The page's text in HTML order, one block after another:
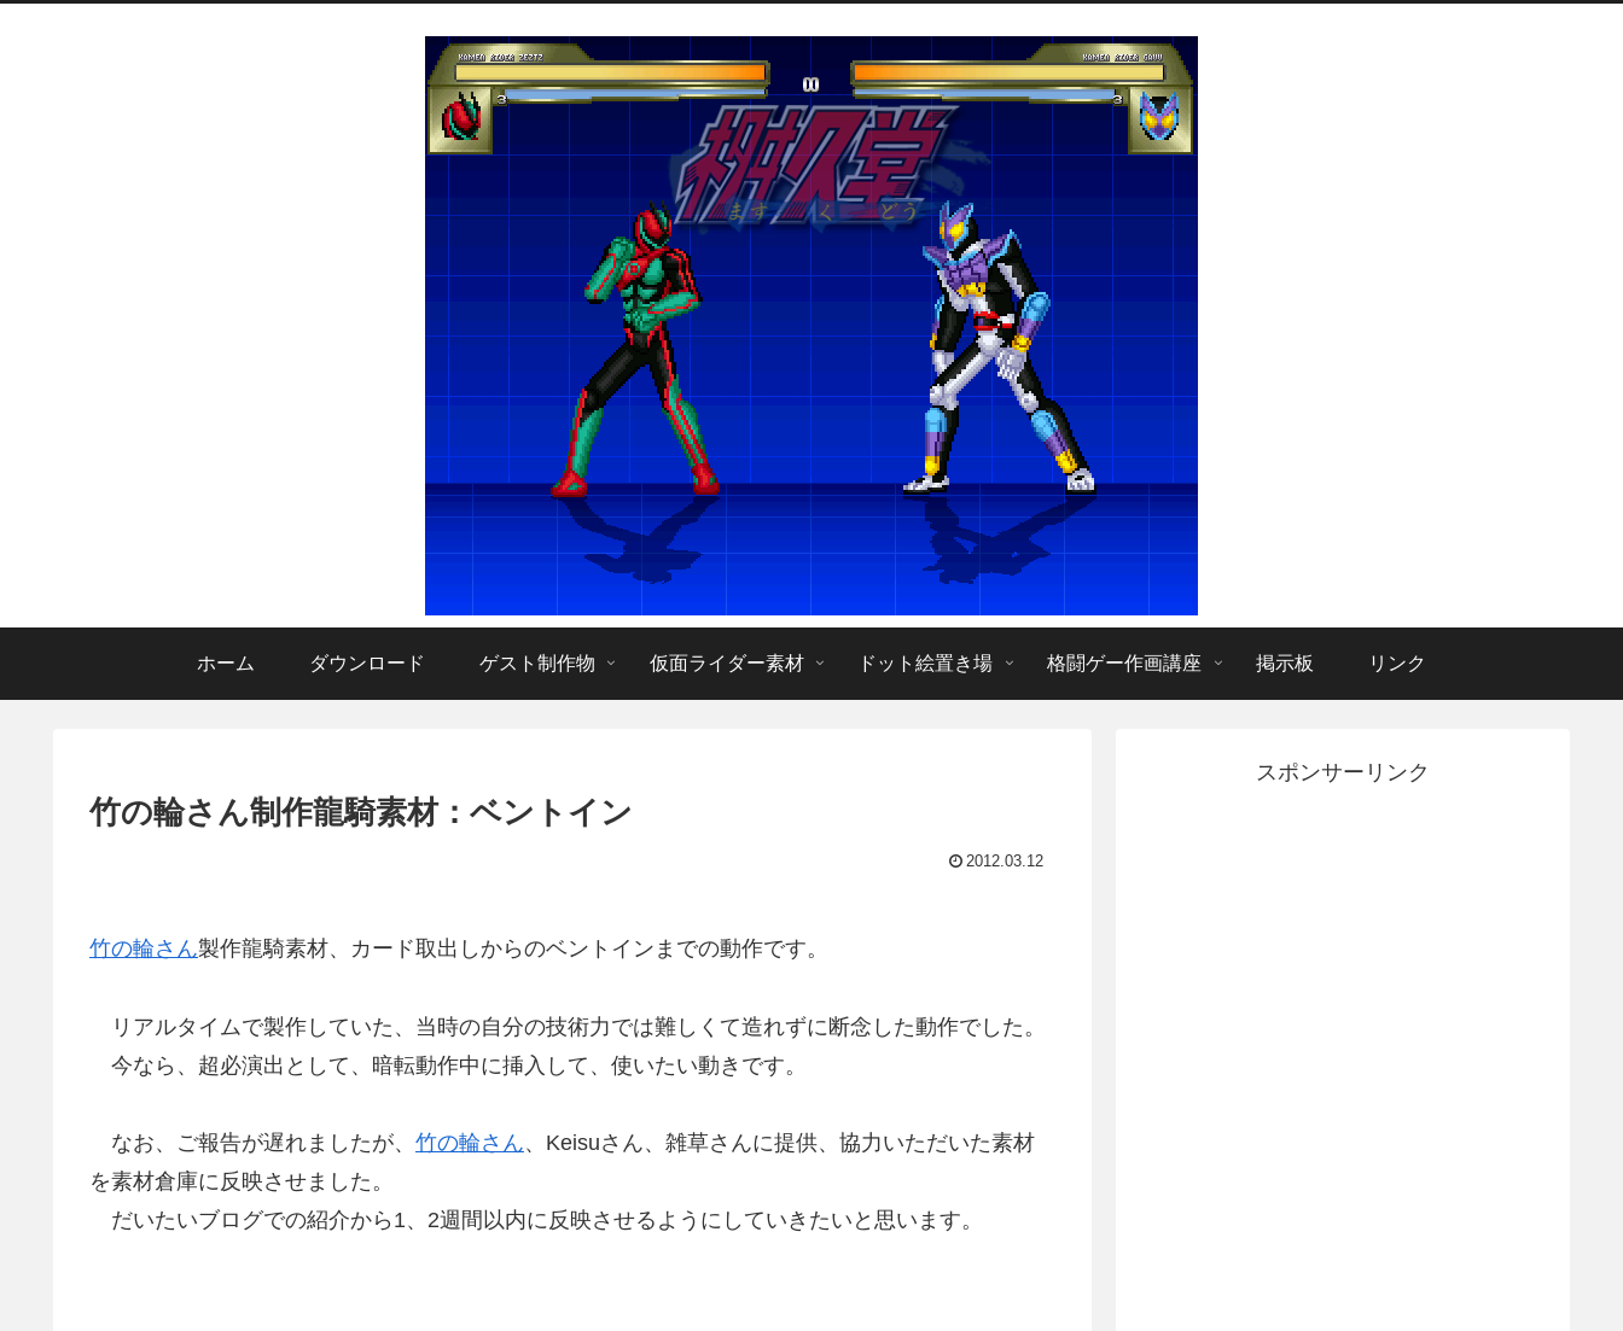
ホーム ダウンロード ゲスト制作物 仮面ライダー素材 ドット絵置き場 格闘ゲー作画講座 掲示板 リンク
竹の輪さん制作龍騎素材：ベントイン
2012.03.12
竹の輪さん製作龍騎素材、カード取出しからのベントインまでの動作です。
リアルタイムで製作していた、当時の自分の技術力では難しくて造れずに断念した動作でした。
今なら、超必演出として、暗転動作中に挿入して、使いたい動きです。
なお、ご報告が遅れましたが、 竹の輪さん、Keisuさん、雑草さんに提供、協力いただいた素材
を素材倉庫に反映させました。
だいたいブログでの紹介から1、2週間以内に反映させるようにしていきたいと思います。
スポンサーリンク